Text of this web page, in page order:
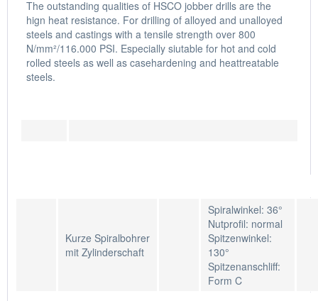
The outstanding qualities of HSCO jobber drills are the
hign heat resistance. For drilling of alloyed and unalloyed
steels and castings with a tensile strength over 800
N/mm²/116.000 PSI. Especially siutable for hot and cold
rolled steels as well as casehardening and heattreatable
steels.
Kurze Spiralbohrer
mit Zylinderschaft
Spiralwinkel: 36°
Nutprofil: normal
Spitzenwinkel:
130°
Spitzenanschliff:
Form C